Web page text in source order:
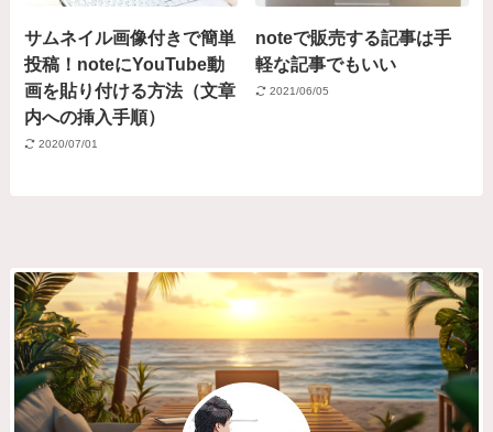
サムネイル画像付きで簡単
投稿！noteにYouTube動
画を貼り付ける方法（文章
内への挿入手順）
2020/07/01
noteで販売する記事は手
軽な記事でもいい
2021/06/05